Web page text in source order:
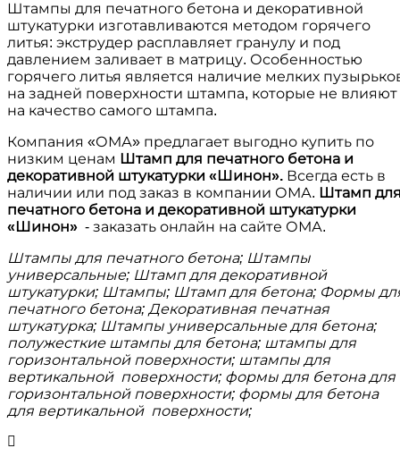
Штампы для печатного бетона и декоративной
штукатурки изготавливаются методом горячего
литья: экструдер расплавляет гранулу и под
давлением заливает в матрицу. Особенностью
горячего литья является наличие мелких
на задней поверхности штампа, которые не влияют
на качество самого штампа.
Компания «ОМА» предлагает выгодно купить по
низким ценам Штамп для печатного бетона и
декоративной штукатурки «Шинон». Всегда есть в
наличии или под заказ в компании ОМА. Штамп
печатного бетона и декоративной штукатурки
«Шинон» - заказать онлайн на сайте ОМА.
Штампы для печатного бетона; Штампы
универсальные; Штамп для декоративной
штукатурки; Штампы; Штамп для бетона; Формы
печатного бетона; Декоративная печатная
штукатурка; Штампы универсальные для бетона;
полужесткие штампы для бетона; штампы для
горизонтальной поверхности; штампы для
вертикальной поверхности; формы для бетона для
горизонтальной поверхности; формы для бетона
для вертикальной поверхности;